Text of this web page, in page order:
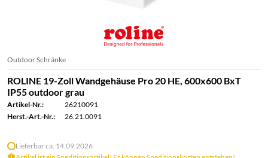
Outdoor Schränke
ROLINE 19-Zoll Wandgehäuse Pro 20 HE, 600x600 BxT
IP55 outdoor grau
Artikel-Nr.:
26210091
Herst.-Art.-Nr.:
26.21.0091
Lieferbar ca. 14.09.2026